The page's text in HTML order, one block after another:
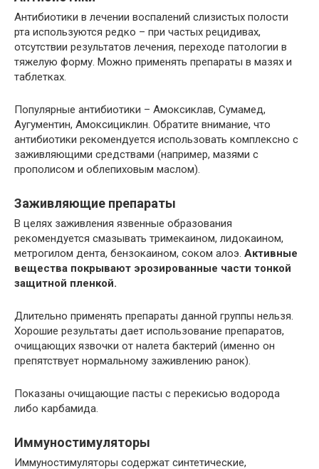
Антибиотики в лечении воспалений слизистых полости
рта используются редко – при частых рецидивах,
отсутствии результатов лечения, переходе патологии в
тяжелую форму. Можно применять препараты в мазях и
таблетках.
Популярные антибиотики – Амоксиклав, Сумамед,
Аугументин, Амоксициклин. Обратите внимание, что
антибиотики рекомендуется использовать комплексно с
заживляющими средствами (например, мазями с
прополисом и облепиховым маслом).
Заживляющие препараты
В целях заживления язвенные образования
рекомендуется смазывать тримекаином, лидокаином,
метрогилом дента, бензокаином, соком алоэ. Активные
вещества покрывают эрозированные части тонкой
защитной пленкой.
Длительно применять препараты данной группы нельзя.
Хорошие результаты дает использование препаратов,
очищающих язвочки от налета бактерий (именно он
препятствует нормальному заживлению ранок).
Показаны очищающие пасты с перекисью водорода
либо карбамида.
Иммуностимуляторы
Иммуностимуляторы содержат синтетические,